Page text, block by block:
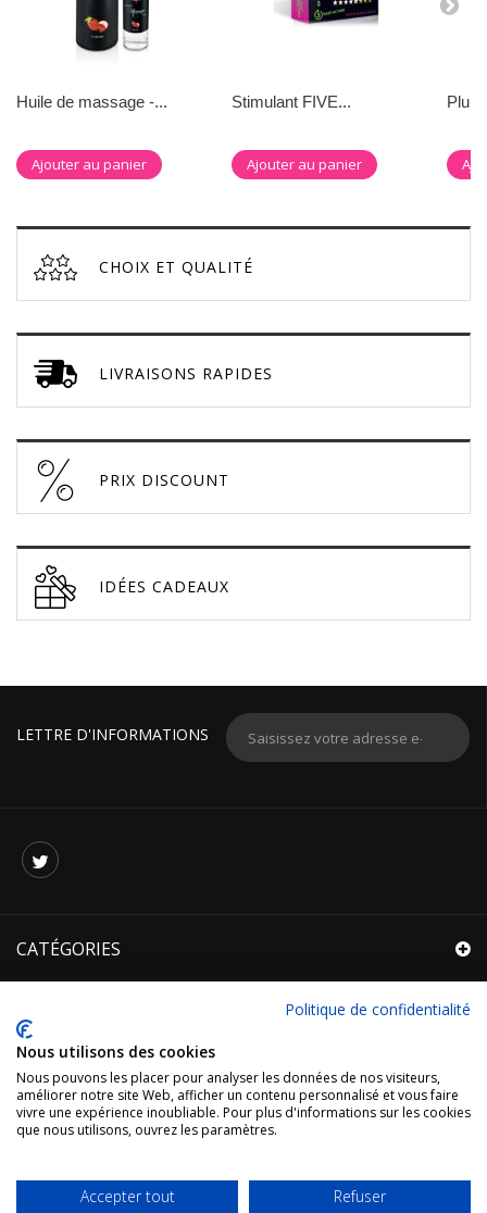
Huile de massage -...
Ajouter au panier
Stimulant FIVE...
Ajouter au panier
CHOIX ET QUALITÉ
LIVRAISONS RAPIDES
PRIX DISCOUNT
IDÉES CADEAUX
LETTRE D'INFORMATIONS
CATÉGORIES
R.G.P.D.
MON COMPTE
Politique de confidentialité
Nous utilisons des cookies
Nous pouvons les placer pour analyser les données de nos visiteurs,
améliorer notre site Web, afficher un contenu personnalisé et vous faire
vivre une expérience inoubliable. Pour plus d'informations sur les cookies
que nous utilisons, ouvrez les paramètres.
Accepter tout Refuser